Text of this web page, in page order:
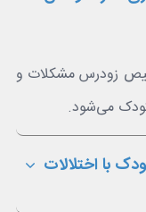
زودرس مشکلات و
می‌شود.
با اختلالات